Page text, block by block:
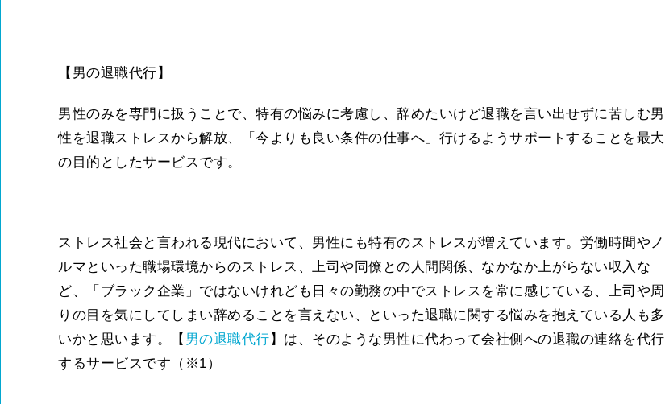
【男の退職代行】
男性のみを専門に扱うことで、特有の悩みに考慮し、辞めたいけど退職を言い出せずに苦しむ男
性を退職ストレスから解放、「今よりも良い条件の仕事へ」行けるようサポートすることを最大
の目的としたサービスです。
ストレス社会と言われる現代において、男性にも特有のストレスが増えています。労働時間やノ
ルマといった職場環境からのストレス、上司や同僚との人間関係、なかなか上がらない収入な
ど、「ブラック企業」ではないけれども日々の勤務の中でストレスを常に感じている、上司や周
りの目を気にしてしまい辞めることを言えない、といった退職に関する悩みを抱えている人も多
いかと思います。【 男の退職代行 】は、そのような男性に代わって会社側への退職の連絡を代行
するサービスです（※1）